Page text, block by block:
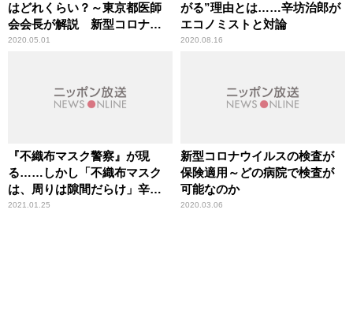
はどれくらい？～東京都医師
会会長が解説 新型コロナウ
イルス感染症
2020.05.01
がる”理由とは……辛坊治郎が
エコノミストと対論
2020.08.16
『不織布マスク警察』が現
る……しかし「不織布マスク
は、周りは隙間だらけ」辛坊
治郎が指摘
2021.01.25
新型コロナウイルスの検査が
保険適用～どの病院で検査が
可能なのか
2020.03.06